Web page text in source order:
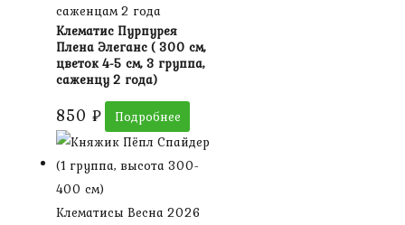
саженцам 2 года
Клематис Пурпурея
Плена Элеганс ( 300 см,
цветок 4-5 см, 3 группа,
саженцу 2 года)
850 ₽ Подробнее
Клематисы Весна 2026